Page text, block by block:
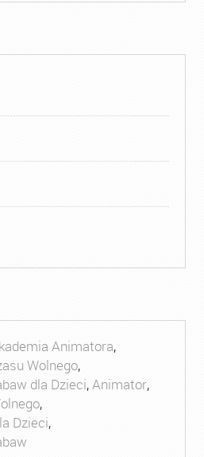
Animatora,
Wolnego,
dla Dzieci,Animator,
,
Dzieci,